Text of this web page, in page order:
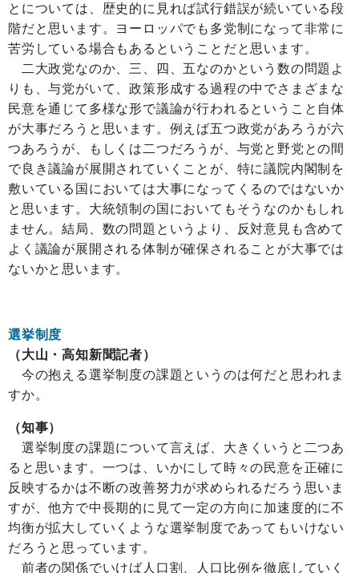
とについては、歴史的に見れば試行錯誤が続いている段
階だと思います。ヨーロッパでも多党制になって非常に
苦労している場合もあるということだと思います。
二大政党なのか、三、四、五なのかという数の問題よ
りも、与党がいて、政策形成する過程の中でさまざまな
民意を通じて多様な形で議論が行われるということ自体
が大事だろうと思います。例えば五つ政党があろうが六
つあろうが、もしくは二つだろうが、与党と野党との間
で良き議論が展開されていくことが、特に議院内閣制を
敷いている国においては大事になってくるのではないか
と思います。大統領制の国においてもそうなのかもしれ
ません。結局、数の問題というより、反対意見も含めて
よく議論が展開される体制が確保されることが大事では
ないかと思います。
選挙制度
（大山・高知新聞記者）
今の抱える選挙制度の課題というのは何だと思われま
すか。
（知事）
選挙制度の課題について言えば、大きくいうと二つあ
ると思います。一つは、いかにして時々の民意を正確に
反映するかは不断の改善努力が求められるだろう思いま
すが、他方で中長期的に見て一定の方向に加速度的に不
均衡が拡大していくような選挙制度であってもいけない
だろうと思っています。
前者の関係でいけば人口割、人口比例を徹底していく